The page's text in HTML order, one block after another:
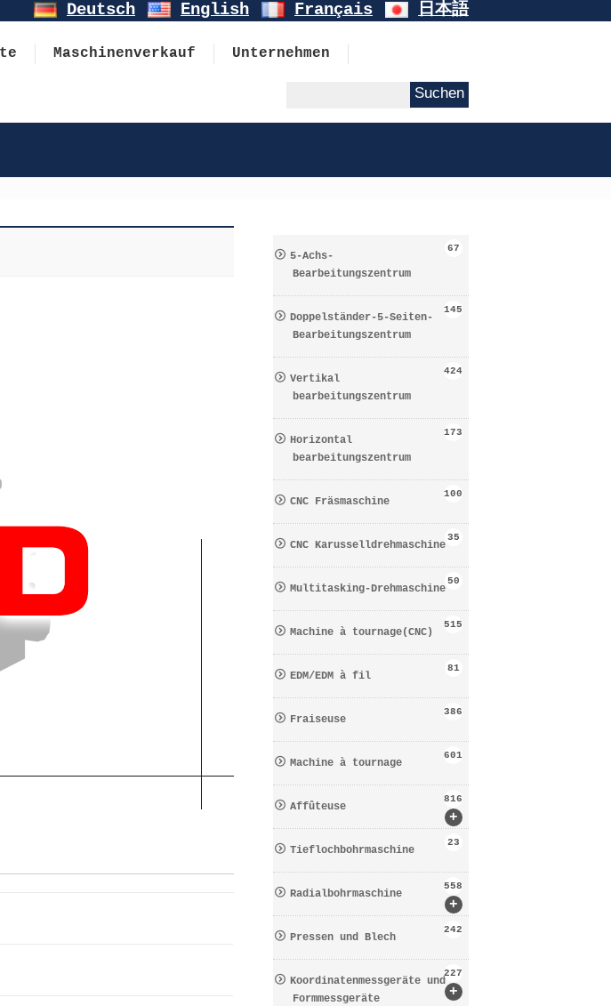
Deutsch English Français 日本語
Maschinenverkauf Unternehmen
5-Achs-
Bearbeitungszentrum
67
Doppelständer-5-Seiten-
Bearbeitungszentrum
145
Vertikal
bearbeitungszentrum
424
Horizontal
bearbeitungszentrum
173
CNC Fräsmaschine
100
CNC Karusselldrehmaschine
35
Multitasking-Drehmaschine
50
Machine à tournage(CNC)
515
EDM/EDM à fil
81
Fraiseuse
386
Machine à tournage
601
+
Affûteuse
816
Tieflochbohrmaschine
23
+
Radialbohrmaschine
558
Pressen und Blech
242
+
Koordinatenmessgeräte und
Formmessgeräte
227